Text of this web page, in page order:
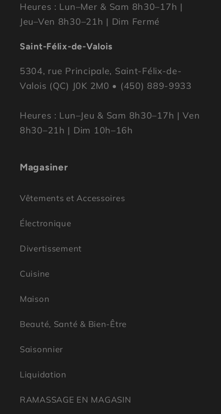
Heures : Lun–Mer & Sam 8h30–17h |
Jeu–Ven 8h30–21h | Dim Fermé
Saint-Félix-de-Valois
5304, rue Principale, Saint-Félix-de-
Valois (QC) J0K 2M0 • (450) 889-9933
Heures : Lun–Jeu & Sam 8h30–17h | Ven
8h30–21h | Dim 10h–16h
Magasiner
Vêtements et Accessoires
Électronique
Divertissement
Cuisine
Maison
Beauté, Santé & Bien-Être
Saisonnier
Liquidation
RAMASSAGE EN MAGASIN